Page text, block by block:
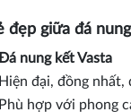
đẹp giữa đá
nung kết Vasta
Hiện đại, đồng nhất,
Phù hợp với phong